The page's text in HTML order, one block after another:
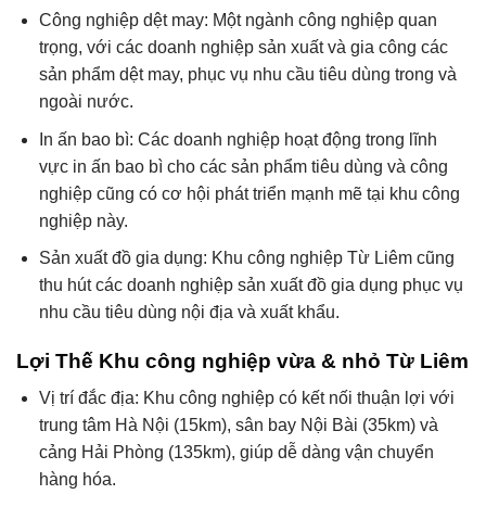
Công nghiệp dệt may: Một ngành công nghiệp quan
trọng, với các doanh nghiệp sản xuất và gia công các
sản phẩm dệt may, phục vụ nhu cầu tiêu dùng trong và
ngoài nước.
In ấn bao bì: Các doanh nghiệp hoạt động trong lĩnh
vực in ấn bao bì cho các sản phẩm tiêu dùng và công
nghiệp cũng có cơ hội phát triển mạnh mẽ tại khu công
nghiệp này.
Sản xuất đồ gia dụng: Khu công nghiệp Từ Liêm cũng
thu hút các doanh nghiệp sản xuất đồ gia dụng phục vụ
nhu cầu tiêu dùng nội địa và xuất khẩu.
Lợi Thế Khu công nghiệp vừa & nhỏ Từ Liêm
Vị trí đắc địa: Khu công nghiệp có kết nối thuận lợi với
trung tâm Hà Nội (15km), sân bay Nội Bài (35km) và
cảng Hải Phòng (135km), giúp dễ dàng vận chuyển
hàng hóa.